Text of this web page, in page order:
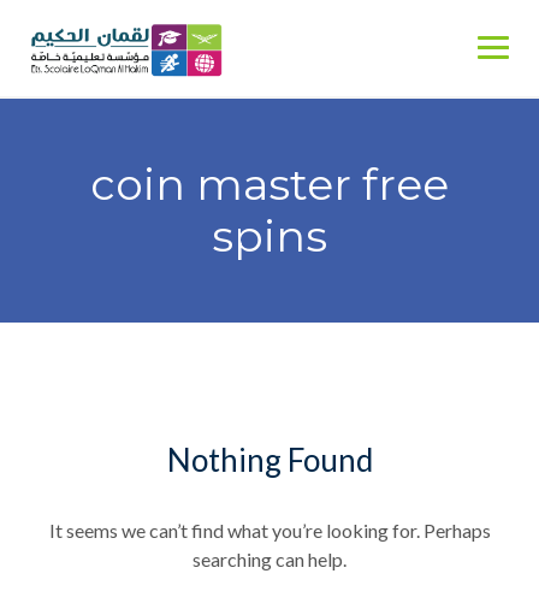
content
coin master free
spins
Nothing Found
It seems we can’t find what you’re looking for. Perhaps
searching can help.